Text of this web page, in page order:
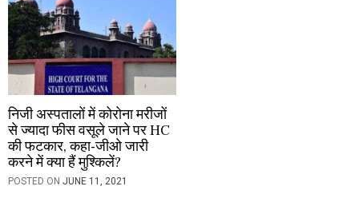
निजी अस्पतालों में कोरोना मरीजों
से ज्यादा फीस वसूले जाने पर HC
की फटकार, कहा-जीओ जारी
करने में क्या हैं मुश्किलें?
POSTED ON JUNE 11, 2021